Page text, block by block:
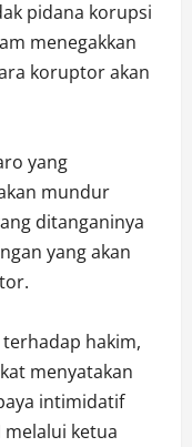
pidana korupsi
menegakkan
koruptor akan
yang
mundur
ditanganinya
yang akan
hakim,
menyatakan
intimidatif
melalui ketua